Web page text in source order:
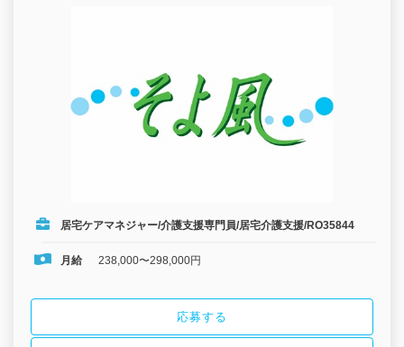
居宅ケアマネジャー/介護支援専門員/居宅介護支援/RO35844
月給 238,000〜298,000円
応募する